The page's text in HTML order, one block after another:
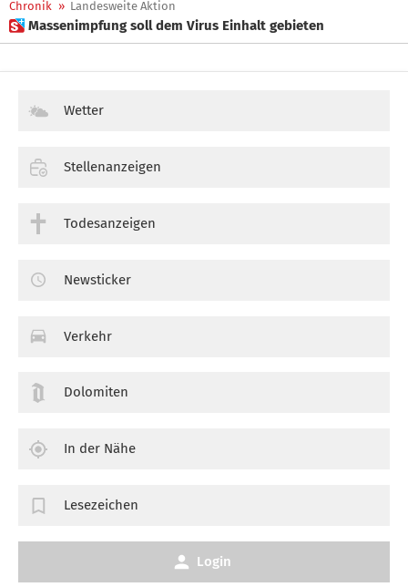
Chronik » Landesweite Aktion
 Massenimpfung soll dem Virus Einhalt gebieten
Wetter
Stellenanzeigen
Todesanzeigen
Newsticker
Verkehr
Dolomiten
In der Nähe
Lesezeichen
Login